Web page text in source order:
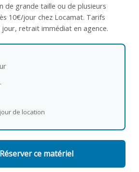
de grande taille ou de plusieurs
10€/jour chez Locamat. Tarifs
jour, retrait immédiat en agence.
de location
Réserver ce matériel